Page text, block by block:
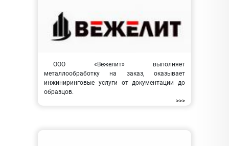
ООО «Вежелит» выполняет
металлообработку на заказ, оказывает
инжиниринговые услуги от документации до
образцов.
>>>